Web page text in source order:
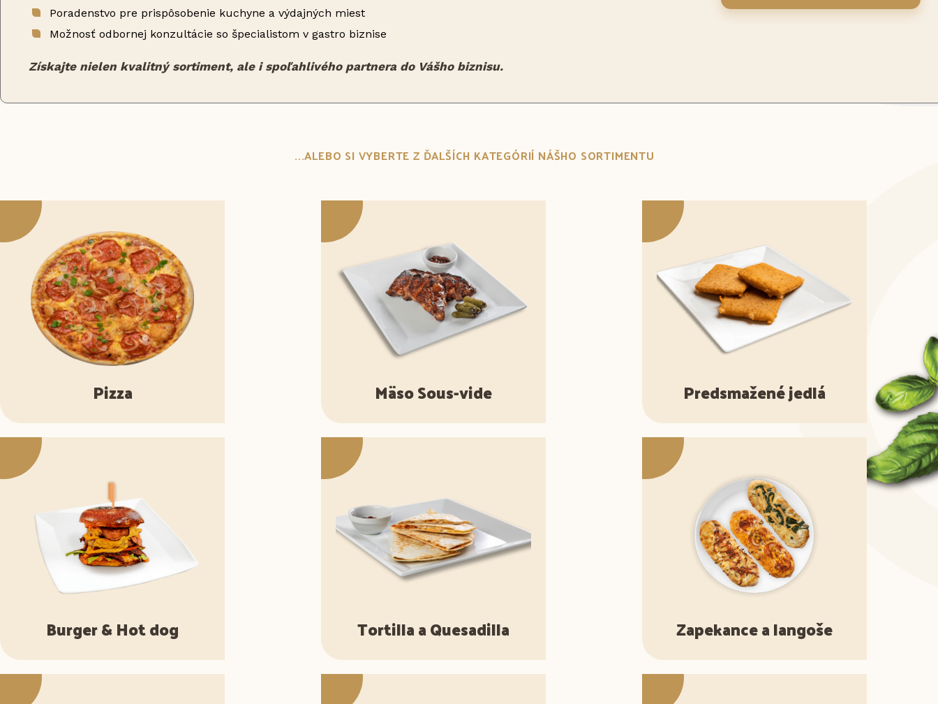
Poradenstvo pre prispôsobenie kuchyne a výdajných miest
Možnosť odbornej konzultácie so špecialistom v gastro biznise
Získajte nielen kvalitný sortiment, ale i spoľahlivého partnera do Vášho biznisu.
...ALEBO SI VYBERTE Z ĎALŠÍCH KATEGÓRIÍ NÁŠHO SORTIMENTU
Pizza Mäso Sous-vide Predsmažené jedlá
Burger & Hot dog Tortilla a Quesadilla Zapekance a langoše